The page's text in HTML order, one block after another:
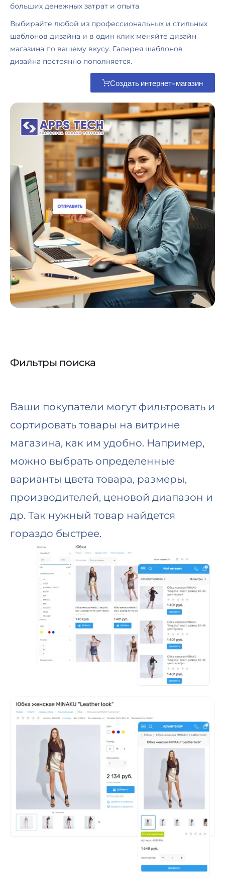
больших денежных затрат и опыта
Выбирайте любой из профессиональных и стильных
шаблонов дизайна и в один клик меняйте дизайн
магазина по вашему вкусу. Галерея шаблонов
дизайна постоянно пополняется.
Создать интернет-магазин
Фильтры поиска
Ваши покупатели могут фильтровать и
сортировать товары на витрине
магазина, как им удобно. Например,
можно выбрать определенные
варианты цвета товара, размеры,
производителей, ценовой диапазон и
др. Так нужный товар найдется
гораздо быстрее.